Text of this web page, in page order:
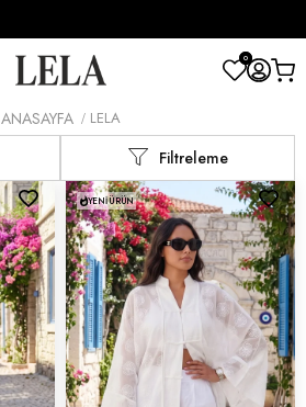
0
ANASAYFA LELA
Filtreleme
YENI ÜRÜN